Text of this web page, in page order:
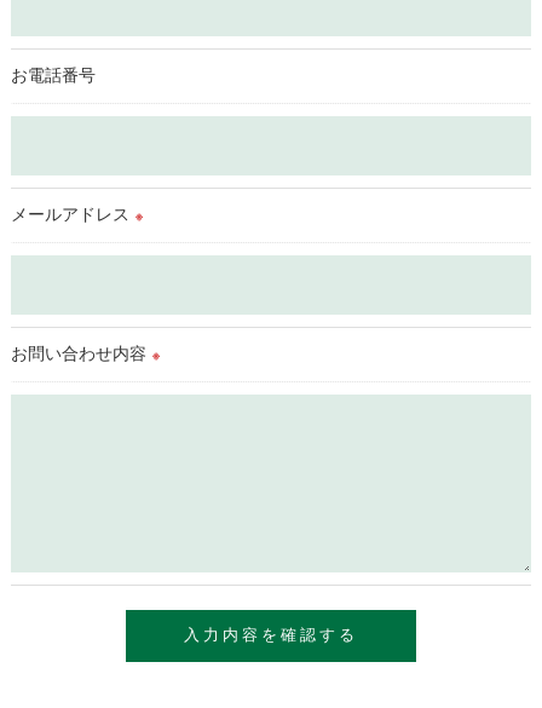
これらの委託先に対しては個人情報保護契約等の措置をとり、
適切な監督を行います。
理対策を実施します。
＜個人情報を与えなかった場合に生じる結果＞
＜個人情報の開示･訂正・削除･利用停止の手続について＞
当社では、お客様の個人情報の開示･訂正･削除・利用停止の手
お電話番号
メールアドレス ※
お問い合わせ内容 ※